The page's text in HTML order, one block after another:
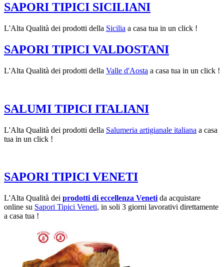
SAPORI TIPICI SICILIANI
L'Alta Qualità dei prodotti della Sicilia a casa tua in un click !
SAPORI TIPICI VALDOSTANI
L'Alta Qualità dei prodotti della Valle d'Aosta a casa tua in un click !
SALUMI TIPICI ITALIANI
L'Alta Qualità dei prodotti della Salumeria artigianale italiana a casa
tua in un click !
SAPORI TIPICI VENETI
L'Alta Qualità dei prodotti di eccellenza Veneti da acquistare
online su Sapori Tipici Veneti, in soli 3 giorni lavorativi direttamente
a casa tua !